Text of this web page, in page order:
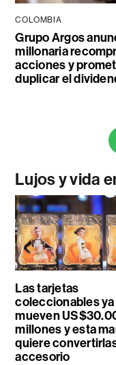
COLOMBIA
Grupo Argos
millonaria
acciones y
duplicar el
Lujos y vida
Las tarjetas
coleccionables ya
mueven
millones y esta
quiere
accesorio